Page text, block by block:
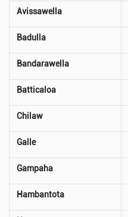
Avissawella
Badulla
Bandarawella
Batticaloa
Chilaw
Galle
Gampaha
Hambantota